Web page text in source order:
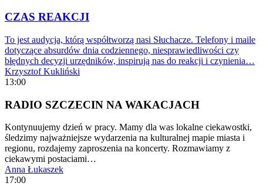
CZAS REAKCJI
To jest audycja, którą współtworzą nasi Słuchacze. Telefony i maile
dotyczące absurdów dnia codziennego, niesprawiedliwości czy
błędnych decyzji urzędników, inspirują nas do reakcji i czynienia…
Krzysztof Kukliński
13:00
RADIO SZCZECIN NA WAKACJACH
Kontynuujemy dzień w pracy. Mamy dla was lokalne ciekawostki,
śledzimy najważniejsze wydarzenia na kulturalnej mapie miasta i
regionu, rozdajemy zaproszenia na koncerty. Rozmawiamy z
ciekawymi postaciami…
Anna Łukaszek
17:00